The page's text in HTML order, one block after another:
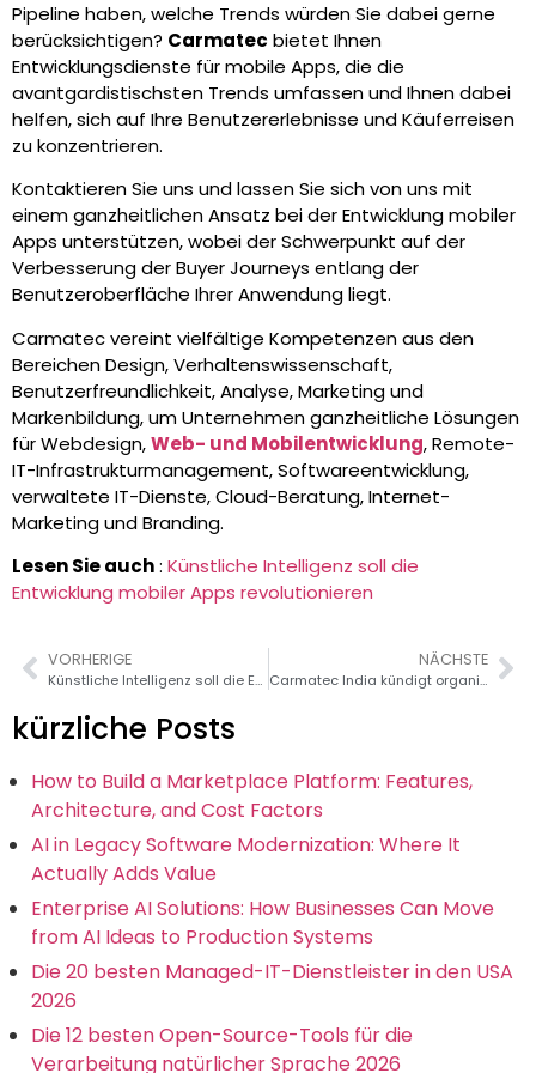
Pipeline haben, welche Trends würden Sie dabei gerne
berücksichtigen? Carmatec bietet Ihnen
Entwicklungsdienste für mobile Apps, die die
avantgardistischsten Trends umfassen und Ihnen dabei
helfen, sich auf Ihre Benutzererlebnisse und Käuferreisen
zu konzentrieren.
Kontaktieren Sie uns und lassen Sie sich von uns mit
einem ganzheitlichen Ansatz bei der Entwicklung mobiler
Apps unterstützen, wobei der Schwerpunkt auf der
Verbesserung der Buyer Journeys entlang der
Benutzeroberfläche Ihrer Anwendung liegt.
Carmatec vereint vielfältige Kompetenzen aus den
Bereichen Design, Verhaltenswissenschaft,
Benutzerfreundlichkeit, Analyse, Marketing und
Markenbildung, um Unternehmen ganzheitliche Lösungen
für Webdesign,Web- und Mobilentwicklung, Remote-
IT-Infrastrukturmanagement, Softwareentwicklung,
verwaltete IT-Dienste, Cloud-Beratung, Internet-
Marketing und Branding.
Lesen Sie auch: Künstliche Intelligenz soll die
Entwicklung mobiler Apps revolutionieren
VORHERIGE
Künstliche Intelligenz soll die Entwicklung mobiler Apps revolutionieren
NÄCHSTE
Carmatec India kündigt organisatorische Umstrukturierung und wichtige Veränderungen in der Führung an
kürzliche Posts
How to Build a Marketplace Platform: Features,
Architecture, and Cost Factors
AI in Legacy Software Modernization: Where It
Actually Adds Value
Enterprise AI Solutions: How Businesses Can Move
from AI Ideas to Production Systems
Die 20 besten Managed-IT-Dienstleister in den USA
2026
Die 12 besten Open-Source-Tools für die
Verarbeitung natürlicher Sprache 2026